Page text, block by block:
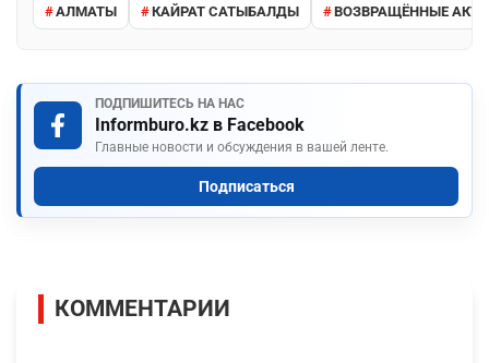
АЛМАТЫ КАЙРАТ САТЫБАЛДЫ ВОЗВРАЩЁННЫЕ
ПОДПИШИТЕСЬ НА НАС
Informburo.kz в Facebook
Главные новости и обсуждения в вашей ленте.
Подписаться
КОММЕНТАРИИ